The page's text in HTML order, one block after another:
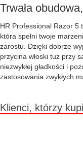
Trwała
HR Professional Razor 5
która spełni twoje
zarostu. Dzięki dobrze
przycina włoski tuż przy
niezwykłej gładkości i
zastosowania zwykłych
Klienci, którzy